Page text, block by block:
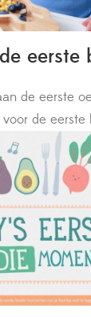
eerste
de eerste
de eerste
je